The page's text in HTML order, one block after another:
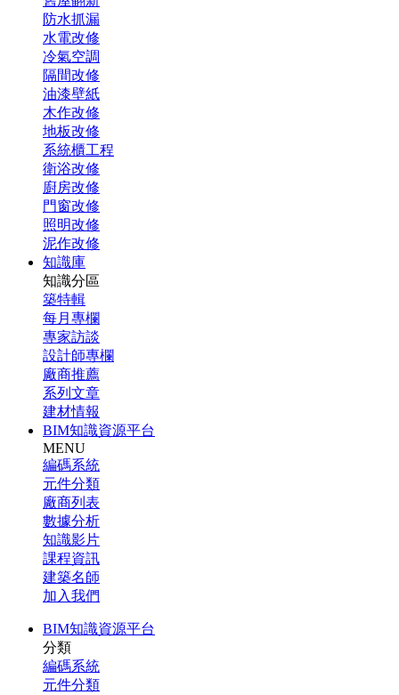
防水抓漏
水電改修
冷氣空調
隔間改修
油漆壁紙
木作改修
地板改修
系統櫃工程
衛浴改修
廚房改修
門窗改修
照明改修
泥作改修
知識庫
知識分區
築特輯
每月專欄
專家訪談
設計師專欄
廠商推薦
系列文章
建材情報
BIM知識資源平台
MENU
編碼系統
元件分類
廠商列表
數據分析
知識影片
課程資訊
建築名師
加入我們
BIM知識資源平台
分類
編碼系統
元件分類